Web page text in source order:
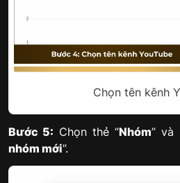
Chọn tên kênh
Bước 5: Chọn thẻ “Nhóm” và
nhóm mới”.